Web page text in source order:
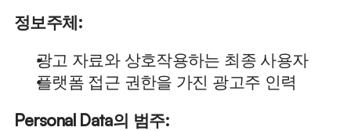
정보주체:
광고 자료와 상호작용하는 최종 사용자
플랫폼 접근 권한을 가진 광고주 인력
Personal Data의 범주: